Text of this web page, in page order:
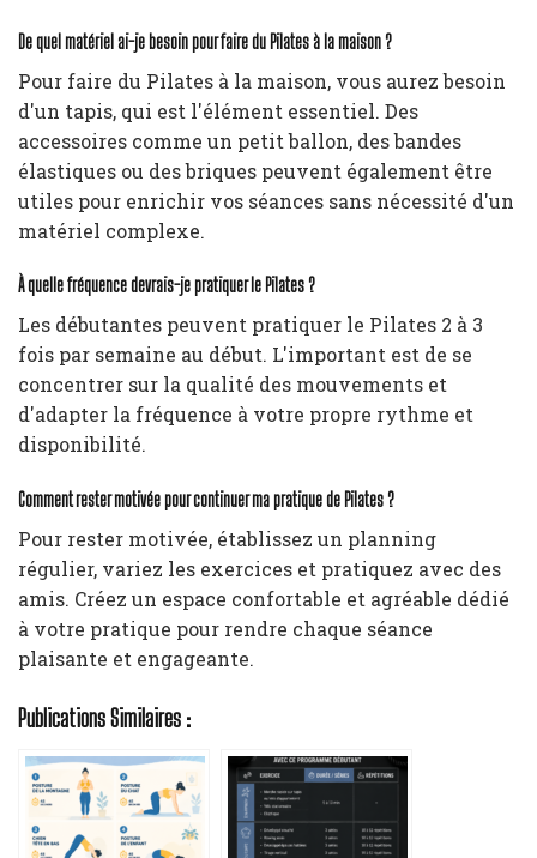
De quel matériel ai-je besoin pour faire du Pilates à la maison ?
Pour faire du Pilates à la maison, vous aurez besoin
d'un tapis, qui est l'élément essentiel. Des
accessoires comme un petit ballon, des bandes
élastiques ou des briques peuvent également être
utiles pour enrichir vos séances sans nécessité d'un
matériel complexe.
À quelle fréquence devrais-je pratiquer le Pilates ?
Les débutantes peuvent pratiquer le Pilates 2 à 3
fois par semaine au début. L'important est de se
concentrer sur la qualité des mouvements et
d'adapter la fréquence à votre propre rythme et
disponibilité.
Comment rester motivée pour continuer ma pratique de Pilates ?
Pour rester motivée, établissez un planning
régulier, variez les exercices et pratiquez avec des
amis. Créez un espace confortable et agréable dédié
à votre pratique pour rendre chaque séance
plaisante et engageante.
Publications Similaires :